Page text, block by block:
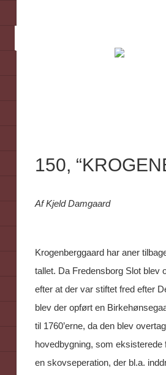
150,
Af Kjeld Damgaard
Krogenberggaard har aner
tallet. Da Fredensborg Slot blev
efter at der var stiftet fred efter
blev der opført en
til 1760’erne, da den blev
hovedbygning, som
en skovseperation, der bl.a.